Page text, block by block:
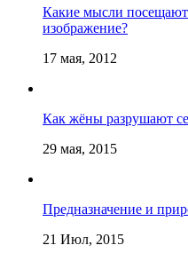
Какие мысли посещают
изображение?
17 мая, 2012
Как жёны разрушают
29 мая, 2015
Предназначение и
21 Июл, 2015